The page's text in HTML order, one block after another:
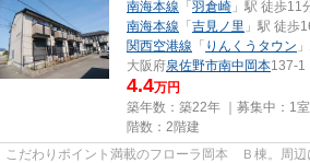
南海本線 「 羽倉崎 」駅 徒歩11
南海本線 「 吉見ノ里 」駅 徒歩
関西空港線 「 りんくうタウン
大阪府泉佐野市南中岡本137-1
4.4万円
築年数：築22年 ｜募集中： 1室
階数：2階建
こだわりポイント満載のフローラ岡本 Ｂ棟。周